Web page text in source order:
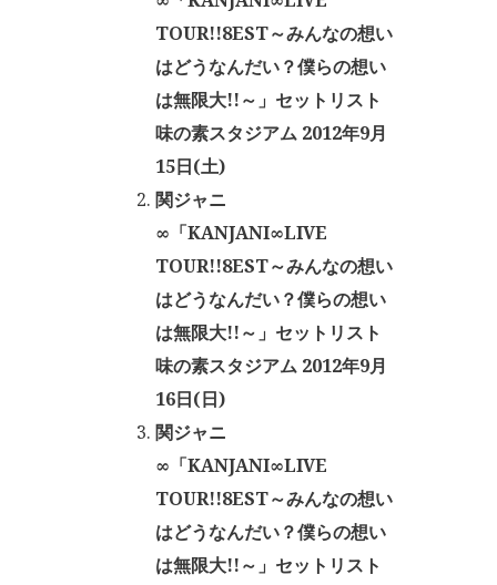
TOUR!!8EST～みんなの想い
はどうなんだい？僕らの想い
は無限大!!～」セットリスト
味の素スタジアム 2012年9月
15日(土)
関ジャニ
∞「KANJANI∞LIVE
TOUR!!8EST～みんなの想い
はどうなんだい？僕らの想い
は無限大!!～」セットリスト
味の素スタジアム 2012年9月
16日(日)
関ジャニ
∞「KANJANI∞LIVE
TOUR!!8EST～みんなの想い
はどうなんだい？僕らの想い
は無限大!!～」セットリスト